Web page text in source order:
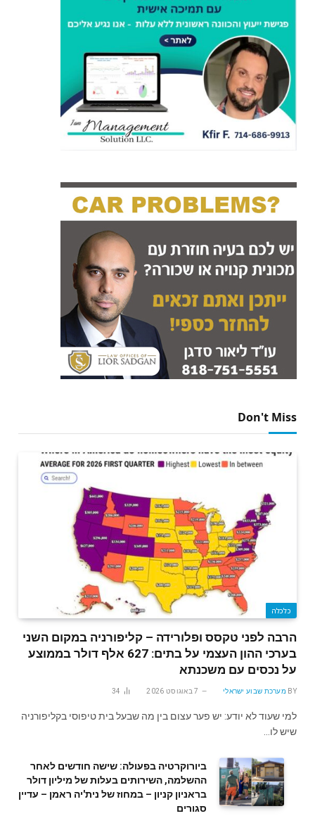
Don't Miss
כלכלה
הרבה לפני טקסס ופלורידה – קליפורניה במקום השני
בערכי ההון העצמי על בתים: 627 אלף דולר בממוצע
על נכסים עם משכנתא
BY מערכת שבוע ישראלי 7 באוגוסט 2026 34
למי שעוד לא יודע: יש פער עצום בין מה שבעל בית טיפוסי בקליפורניה
שיש לו…
ביורוקרטיה בפעולה: שישה חודשים לאחר
ההשלמה, השירותים בעלות של מיליון דולר
בראניון קניון – במחוז של נית'יה ראמן – עדיין
סגורים